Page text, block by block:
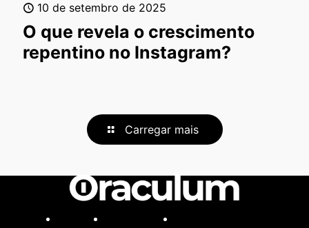
10 de setembro de 2025
O que revela o crescimento
repentino no Instagram?
Carregar mais